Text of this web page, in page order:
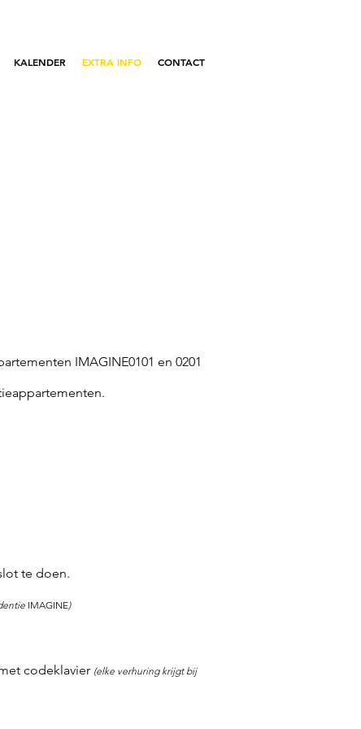
KALENDER EXTRA INFO CONTACT
IMAGINE0101 en 0201
te doen.
IMAGINE)
codeklavier (elke verhuring krijgt bij